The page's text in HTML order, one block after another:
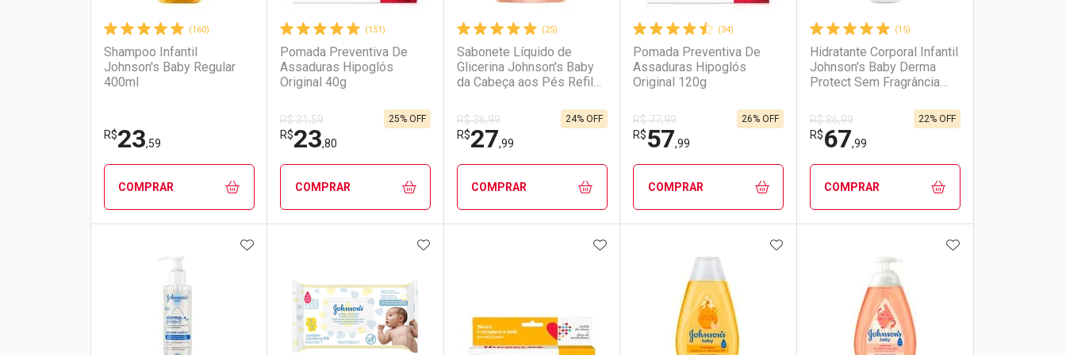
(160)
Shampoo Infantil
Johnson's Baby Regular
400ml
R$23,59
COMPRAR
Laboratório
Por Menos
(151)
Pomada Preventiva De
Assaduras Hipoglós
Original 40g
R$ 31,59
R$23,80
25% OFF
COMPRAR
Laboratório
Por Menos
(25)
Sabonete Líquido de
Glicerina Johnson's Baby
da Cabeça aos Pés Refil
R$ 36,99
R$27,99
24% OFF
COMPRAR
(34)
Pomada Preventiva De
Assaduras Hipoglós
Original 120g
R$ 77,99
R$57,99
26% OFF
COMPRAR
Laboratório
Por Menos
(15)
Hidratante Corporal Infantil
Johnson's Baby Derma
Protect Sem Fragrância
R$ 86,99
R$67,99
22% OFF
COMPRAR
Laboratório
Por Menos
ADICIONAR AOS FAVORITOSADICIONAR AOS FAVORITOSADICIONAR AOS FAVORITOSADICIONAR AOS FAVORITOSADICIONAR AOS